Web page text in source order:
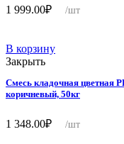
1 999.00₽ /шт
В корзину
Закрыть
Смесь кладочная цветная
коричневый, 50кг
1 348.00₽ /шт